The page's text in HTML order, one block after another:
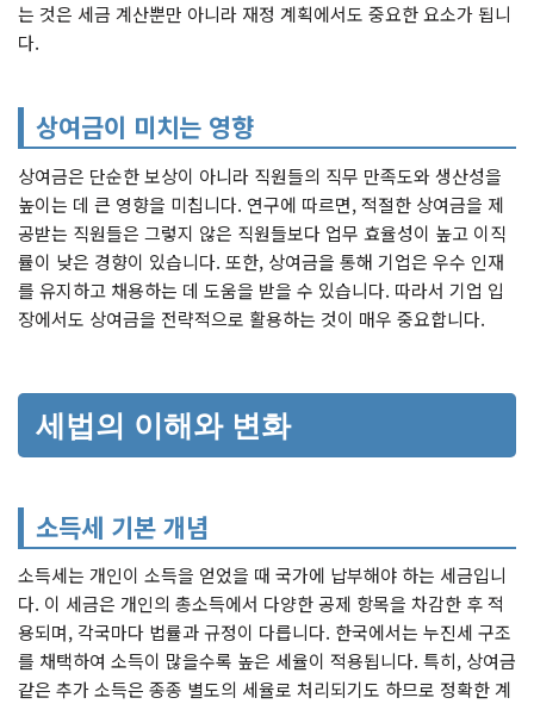
는 것은 세금 계산뿐만 아니라 재정 계획에서도 중요한 요소가 됩니
다.
상여금이 미치는 영향
상여금은 단순한 보상이 아니라 직원들의 직무 만족도와 생산성을
높이는 데 큰 영향을 미칩니다. 연구에 따르면, 적절한 상여금을 제
공받는 직원들은 그렇지 않은 직원들보다 업무 효율성이 높고 이직
률이 낮은 경향이 있습니다. 또한, 상여금을 통해 기업은 우수 인재
를 유지하고 채용하는 데 도움을 받을 수 있습니다. 따라서 기업 입
장에서도 상여금을 전략적으로 활용하는 것이 매우 중요합니다.
세법의 이해와 변화
소득세 기본 개념
소득세는 개인이 소득을 얻었을 때 국가에 납부해야 하는 세금입니
다. 이 세금은 개인의 총소득에서 다양한 공제 항목을 차감한 후 적
용되며, 각국마다 법률과 규정이 다릅니다. 한국에서는 누진세 구조
를 채택하여 소득이 많을수록 높은 세율이 적용됩니다. 특히, 상여금
같은 추가 소득은 종종 별도의 세율로 처리되기도 하므로 정확한 계